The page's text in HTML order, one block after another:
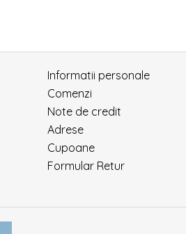
Informatii personale
Comenzi
Note de credit
Adrese
Cupoane
Formular Retur